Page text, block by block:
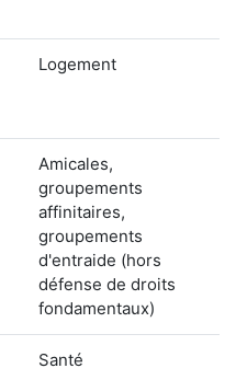
Logement
Amicales,
groupements
affinitaires,
groupements
d'entraide (hors
défense de droits
fondamentaux)
Santé